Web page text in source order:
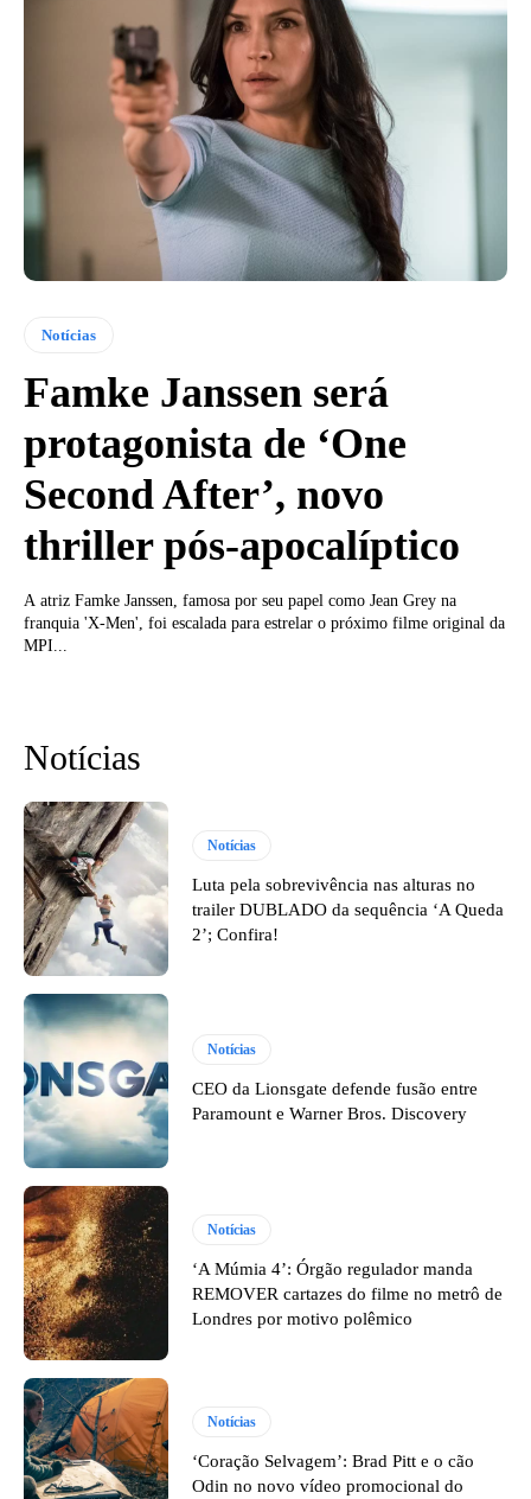
Notícias
Famke Janssen será
protagonista de ‘One
Second After’, novo
thriller pós-apocalíptico
A atriz Famke Janssen, famosa por seu papel como Jean Grey na
franquia 'X-Men', foi escalada para estrelar o próximo filme original da
MPI...
Notícias
Notícias
Luta pela sobrevivência nas alturas no
trailer DUBLADO da sequência ‘A Queda
2’; Confira!
Notícias
CEO da Lionsgate defende fusão entre
Paramount e Warner Bros. Discovery
Notícias
‘A Múmia 4’: Órgão regulador manda
REMOVER cartazes do filme no metrô de
Londres por motivo polêmico
Notícias
‘Coração Selvagem’: Brad Pitt e o cão
Odin no novo vídeo promocional do